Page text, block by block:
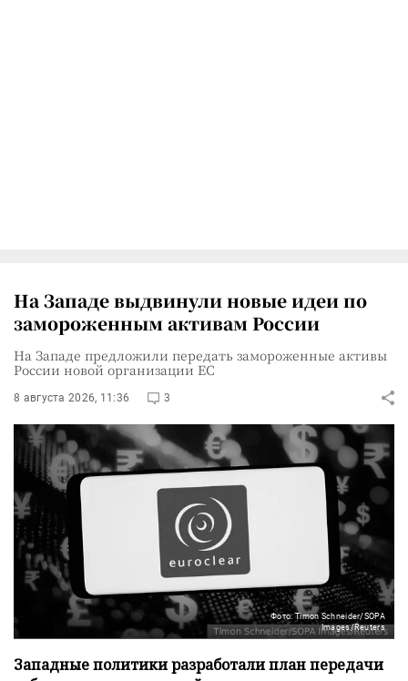
На Западе выдвинули новые идеи по
замороженным активам России
На Западе предложили передать замороженные активы
России новой организации ЕС
8 августа 2026, 11:36 3
Фото: Timon Schneider/SOPA
Images/Reuters
Западные политики разработали план передачи